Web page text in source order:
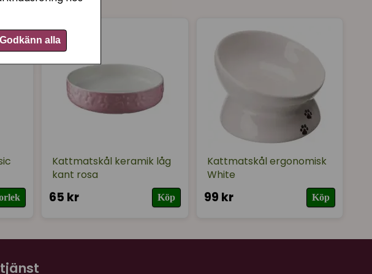
Godkänn alla
bara kunna vara nära katten, eller ta upp den även den vägen.
nöjd!
Kattmatskål keramik låg
kant rosa
65 kr Köp
Kattmatskål ergonomisk
White
99 kr Köp